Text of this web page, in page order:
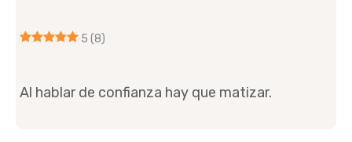
5 (8)
Al hablar de confianza hay que matizar.